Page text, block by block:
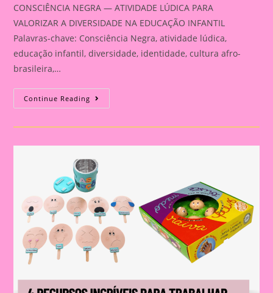
CONSCIÊNCIA NEGRA — ATIVIDADE LÚDICA PARA
VALORIZAR A DIVERSIDADE NA EDUCAÇÃO INFANTIL
Palavras-chave: Consciência Negra, atividade lúdica,
educação infantil, diversidade, identidade, cultura afro-
brasileira,…
Continue Reading PLANO
DE
GRATUITO:
DA
CONSCIÊNCIA
NEGRA
—
ATIVIDADE
LÚDICA
PARA
VALORIZAR
A
DIVERSIDADE
NA
EDUCAÇÃO
INFANTIL